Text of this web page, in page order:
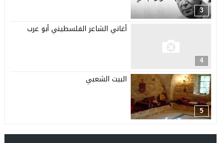
3
4
أغاني الشاعر الفلسطيني أبو عرب
5
البيت الشعبي